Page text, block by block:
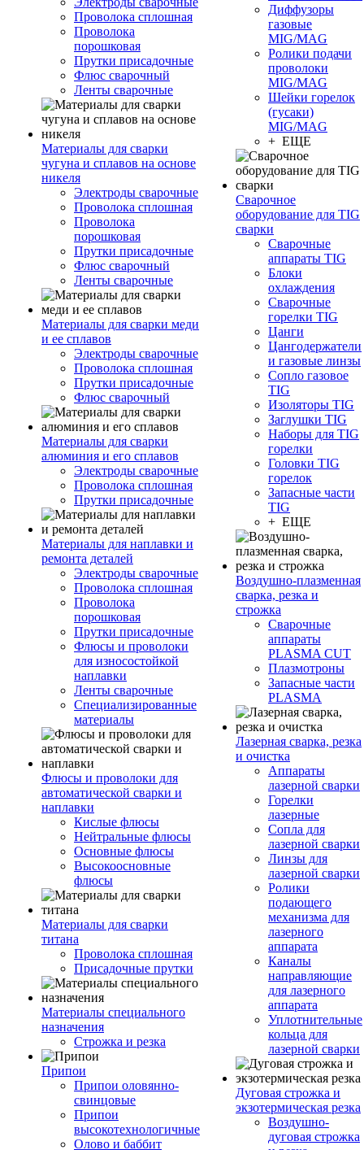
Проволока сплошная
Проволока
порошковая
Прутки присадочные
Флюс сварочный
Ленты сварочные
Материалы для сварки
чугуна и сплавов на основе
никеля
Электроды сварочные
Проволока сплошная
Проволока
порошковая
Прутки присадочные
Флюс сварочный
Ленты сварочные
Материалы для сварки меди
и ее сплавов
Электроды сварочные
Проволока сплошная
Прутки присадочные
Флюс сварочный
Материалы для сварки
алюминия и его сплавов
Электроды сварочные
Проволока сплошная
Прутки присадочные
Материалы для наплавки и
ремонта деталей
Электроды сварочные
Проволока сплошная
Проволока
порошковая
Прутки присадочные
Флюсы и проволоки
для износостойкой
наплавки
Ленты сварочные
Специализированные
материалы
Флюсы и проволоки для
автоматической сварки и
наплавки
Кислые флюсы
Нейтральные флюсы
Основные флюсы
Высокоосновные
флюсы
Материалы для сварки
титана
Проволока сплошная
Присадочные прутки
Материалы специального
назначения
Строжка и резка
Припои
Припои оловянно-
свинцовые
Припои
высокотехнологичные
Олово и баббит
Диффузоры
газовые
MIG/MAG
Ролики подачи
проволоки
MIG/MAG
Шейки горелок
(гусаки)
MIG/MAG
+ ЕЩЕ
Сварочное
оборудование для TIG
сварки
Сварочные
аппараты TIG
Блоки
охлаждения
Сварочные
горелки TIG
Цанги
Цангодержатели
и газовые линзы
Сопло газовое
TIG
Изоляторы TIG
Заглушки TIG
Наборы для TIG
горелки
Головки TIG
горелок
Запасные части
TIG
+ ЕЩЕ
Воздушно-плазменная
сварка, резка и
строжка
Сварочные
аппараты
PLASMA CUT
Плазмотроны
Запасные части
PLASMA
Лазерная сварка, резка
и очистка
Аппараты
лазерной сварки
Горелки
лазерные
Сопла для
лазерной сварки
Линзы для
лазерной сварки
Ролики
подающего
механизма для
лазерного
аппарата
Каналы
направляющие
для лазерного
аппарата
Уплотнительные
кольца для
лазерной сварки
Дуговая строжка и
экзотермическая резка
Воздушно-
дуговая строжка